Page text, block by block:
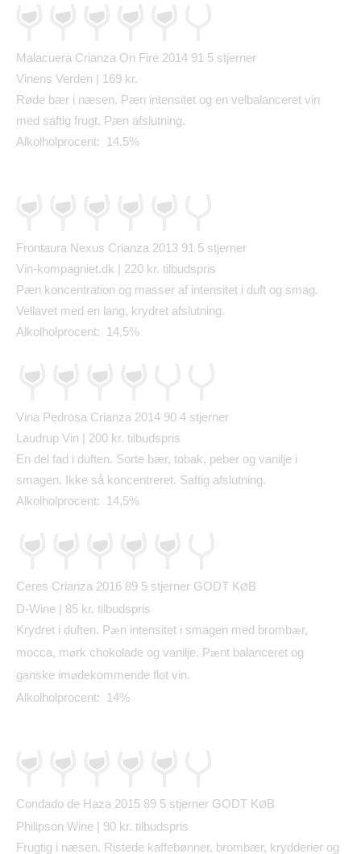
Malacuera Crianza On Fire 2014 91 5 stjerner
Vinens Verden | 169 kr.
Røde bær i næsen. Pæn intensitet og en velbalanceret vin
med saftig frugt. Pæn afslutning.
Alkolholprocent: 14,5%
Frontaura Nexus Crianza 2013 91 5 stjerner
Vin-kompagniet.dk | 220 kr. tilbudspris
Pæn koncentration og masser af intensitet i duft og smag.
Vellavet med en lang, krydret afslutning.
Alkolholprocent: 14,5%
Vina Pedrosa Crianza 2014 90 4 stjerner
Laudrup Vin | 200 kr. tilbudspris
En del fad i duften. Sorte bær, tobak, peber og vanilje i
smagen. Ikke så koncentreret. Saftig afslutning.
Alkolholprocent: 14,5%
Ceres Crianza 2016 89 5 stjerner GODT KØB
D-Wine | 85 kr. tilbudspris
Krydret i duften. Pæn intensitet i smagen med brombær,
mocca, mørk chokolade og vanilje. Pænt balanceret og
ganske imødekommende flot vin.
Alkolholprocent: 14%
Condado de Haza 2015 89 5 stjerner GODT KØB
Philipson Wine | 90 kr. tilbudspris
Frugtig i næsen. Ristede kaffebønner, brombær, krydderier og